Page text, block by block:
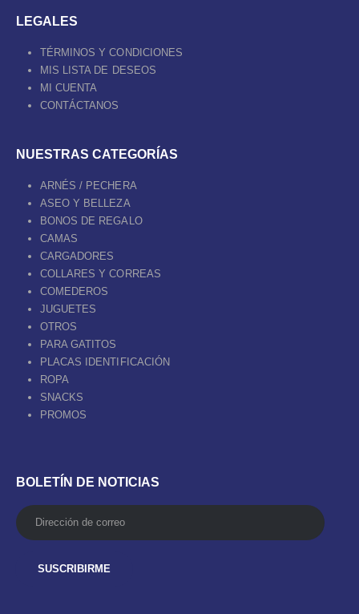
LEGALES
TÉRMINOS Y CONDICIONES
MIS LISTA DE DESEOS
MI CUENTA
CONTÁCTANOS
NUESTRAS CATEGORÍAS
ARNÉS / PECHERA
ASEO Y BELLEZA
BONOS DE REGALO
CAMAS
CARGADORES
COLLARES Y CORREAS
COMEDEROS
JUGUETES
OTROS
PARA GATITOS
PLACAS IDENTIFICACIÓN
ROPA
SNACKS
PROMOS
BOLETÍN DE NOTICIAS